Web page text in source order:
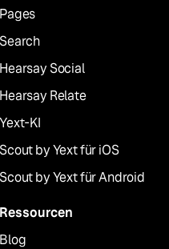
Pages
Search
Hearsay Social
Hearsay Relate
Yext-KI
Scout by Yext für iOS
Scout by Yext für Android
Ressourcen
Blog